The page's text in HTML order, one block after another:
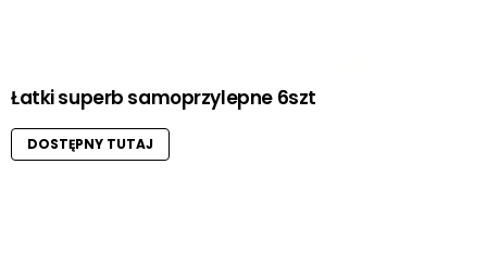
Łatki superb samoprzylepne 6szt
DOSTĘPNY TUTAJ